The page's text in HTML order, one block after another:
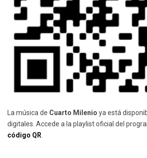
La música de Cuarto Milenio ya está
digitales. Accede a la playlist oficial del
código QR